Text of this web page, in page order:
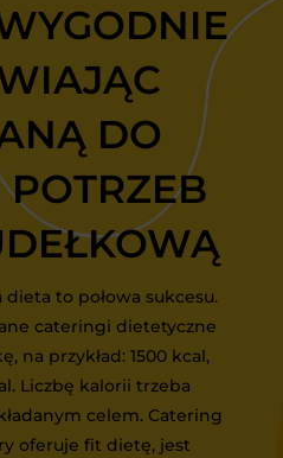
DO
to połowa sukcesu.
cateringi dietetyczne
na przykład: 1500 kcal,
Liczbę kalorii trzeba
celem. Catering
oferuje fit dietę, jest